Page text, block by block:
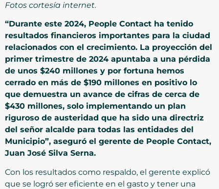
Fotos cortesía internet.
“Durante este 2024, People Contact ha tenido
resultados financieros importantes para la ciudad
relacionados con el crecimiento. La proyección del
primer trimestre de 2024 apuntaba a una pérdida
de unos $240 millones y por fortuna hemos
cerrado en más de $190 millones en positivo lo
que demuestra un avance de cifras de cerca de
$430 millones, solo implementando un plan
riguroso de austeridad que ha sido una directriz
del señor alcalde para todas las entidades del
Municipio”, aseguró el gerente de People Contact,
Juan José Silva Serna.
Con los resultados como respaldo, el gerente explicó
que se logró ser eficiente en el gasto y tener una